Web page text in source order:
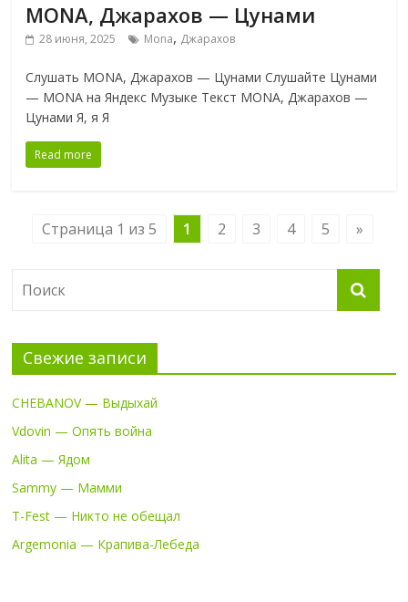
MONA, Джарахов — Цунами
28 июня, 2025 Mona, Джарахов
Слушать MONA, Джарахов — Цунами Слушайте Цунами
— MONA на Яндекс Музыке Текст MONA, Джарахов —
Цунами Я, я Я
Read more
Страница 1 из 5 1 2 3 4 5 »
Свежие записи
CHEBANOV — Выдыхай
Vdovin — Опять война
Alita — Ядом
Sammy — Мамми
T-Fest — Никто не обещал
Argemonia — Крапива-Лебеда